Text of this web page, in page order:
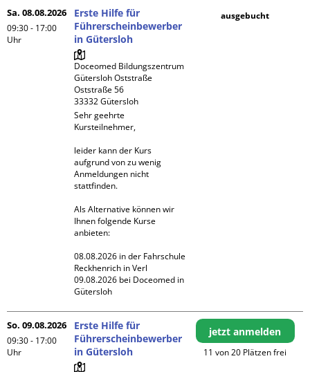
Sa. 08.08.2026
09:30 - 17:00
Uhr
Erste Hilfe für
Führerscheinbewerber
in Gütersloh
Doceomed Bildungszentrum
Gütersloh Oststraße
Oststraße 56
Sehr geehrte
Kursteilnehmer,
leider kann der Kurs
aufgrund von zu wenig
Anmeldungen nicht
stattfinden.
Als Alternative können wir
Ihnen folgende Kurse
anbieten:
08.08.2026 in der Fahrschule
Reckhenrich in Verl
09.08.2026 bei Doceomed in
Gütersloh
ausgebucht
So. 09.08.2026
09:30 - 17:00
Uhr
Erste Hilfe für
Führerscheinbewerber
in Gütersloh
jetzt anmelden
11 von 20 Plätzen frei